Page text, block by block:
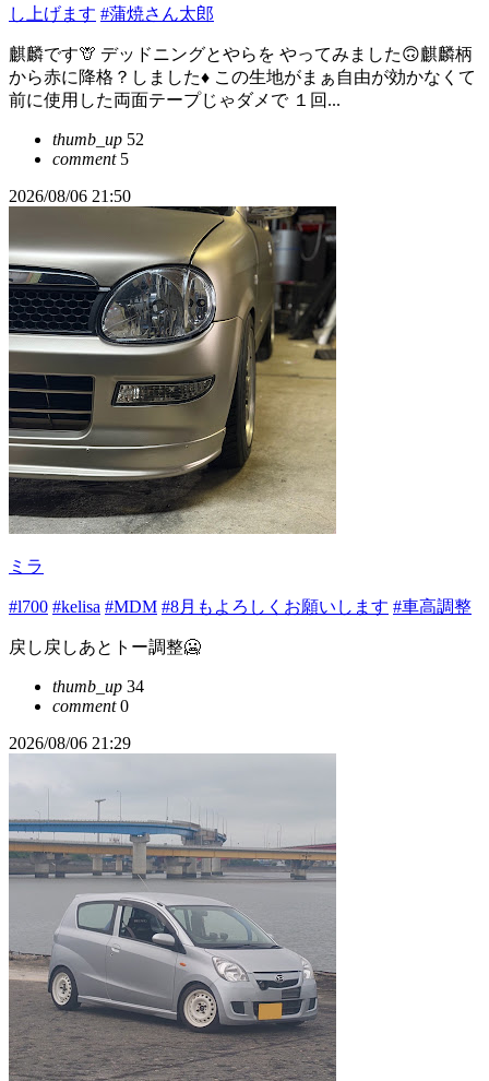
し上げます #蒲焼さん太郎
麒麟です🦒 デッドニングとやらを やってみました🙃麒麟柄
から赤に降格？しました♦️ この生地がまぁ自由が効かなくて
前に使用した両面テープじゃダメで １回...
thumb_up 52
comment5
2026/08/06 21:50
ミラ
#l700 #kelisa #MDM #8月もよろしくお願いします #車高調整
戻し戻しあとトー調整🥶
thumb_up 34
comment0
2026/08/06 21:29